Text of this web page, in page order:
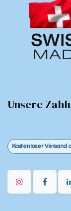
Unsere
​Kostenloser Versand